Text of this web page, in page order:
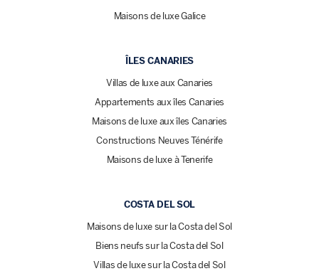
Maisons de luxe Galice
ÎLES CANARIES
Villas de luxe aux Canaries
Appartements aux îles Canaries
Maisons de luxe aux îles Canaries
Constructions Neuves Ténérife
Maisons de luxe à Tenerife
COSTA DEL SOL
Maisons de luxe sur la Costa del Sol
Biens neufs sur la Costa del Sol
Villas de luxe sur la Costa del Sol